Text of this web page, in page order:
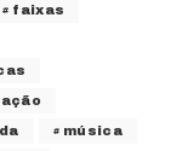
faixas
música